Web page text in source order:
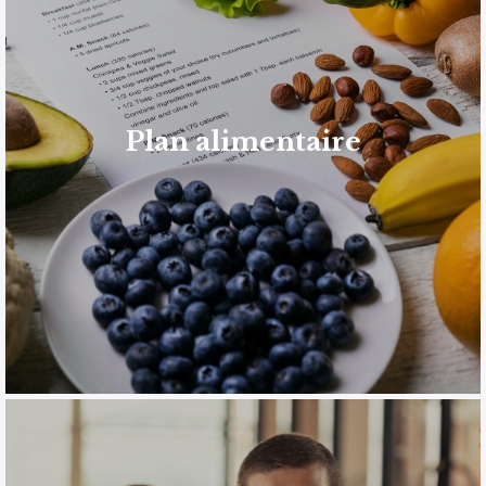
Plan alimentaire
Plan alimentaire
Nous abordons l’alimentation saine de manière positive
pour vous permettre de mettre en place de nouvelles
habitudes alimentaires. Notre mission est que vous
adoptiez une alimentation équilibrée et conforme à vos
objectifs.
EN SAVOIR PLUS